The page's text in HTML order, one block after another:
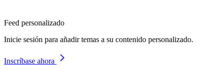
Feed personalizado
Inicie sesión para añadir temas a su contenido personalizado.
Inscríbase ahora